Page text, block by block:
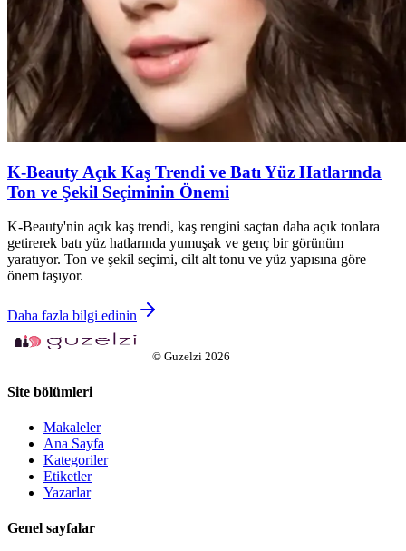
K-Beauty Açık Kaş Trendi ve Batı Yüz Hatlarında
Ton ve Şekil Seçiminin Önemi
K-Beauty'nin açık kaş trendi, kaş rengini saçtan daha açık tonlara
getirerek batı yüz hatlarında yumuşak ve genç bir görünüm
yaratıyor. Ton ve şekil seçimi, cilt alt tonu ve yüz yapısına göre
önem taşıyor.
Daha fazla bilgi edinin
© Guzelzi 2026
Site bölümleri
Makaleler
Ana Sayfa
Kategoriler
Etiketler
Yazarlar
Genel sayfalar